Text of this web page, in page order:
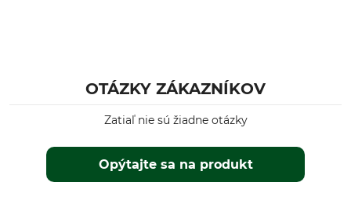
OTÁZKY ZÁKAZNÍKOV
Opýtajte sa na produkt
Zatiaľ nie sú žiadne otázky